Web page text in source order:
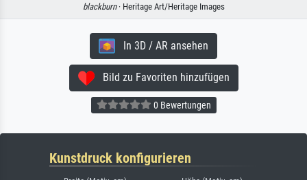
blackburn· Heritage Art/Heritage Images
In 3D / AR ansehen
Bild zu Favoriten hinzufügen
0 Bewertungen
Kunstdruck konfigurieren